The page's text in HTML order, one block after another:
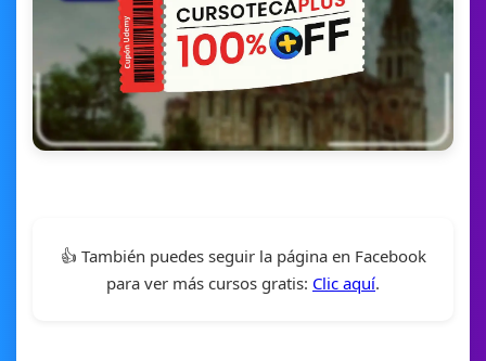
👍 También puedes seguir la página en Facebook
para ver más cursos gratis: Clic aquí.